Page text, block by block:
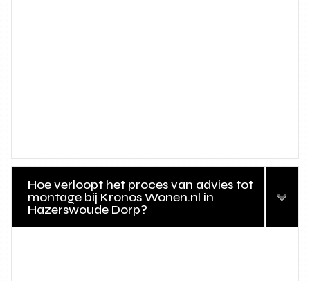
Hoe verloopt het proces van advies tot
montage bij Kronos Wonen.nl in
Hazerswoude Dorp?